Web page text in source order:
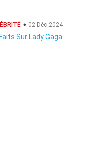
02 Déc 2024
Sur Lady Gaga